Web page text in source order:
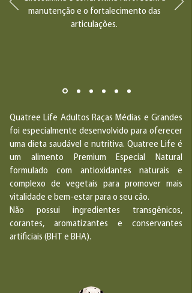
manutenção e o fortalecimento das
articulações.
Quatree Life Adultos Raças Médias e Grandes
foi especialmente desenvolvido para oferecer
uma dieta saudável e nutritiva. Quatree Life é
um alimento Premium Especial Natural
formulado com antioxidantes naturais e
complexo de vegetais para promover mais
vitalidade e bem-estar para o seu cão.
Não possui ingredientes transgênicos,
corantes, aromatizantes e conservantes
artificiais (BHT e BHA).